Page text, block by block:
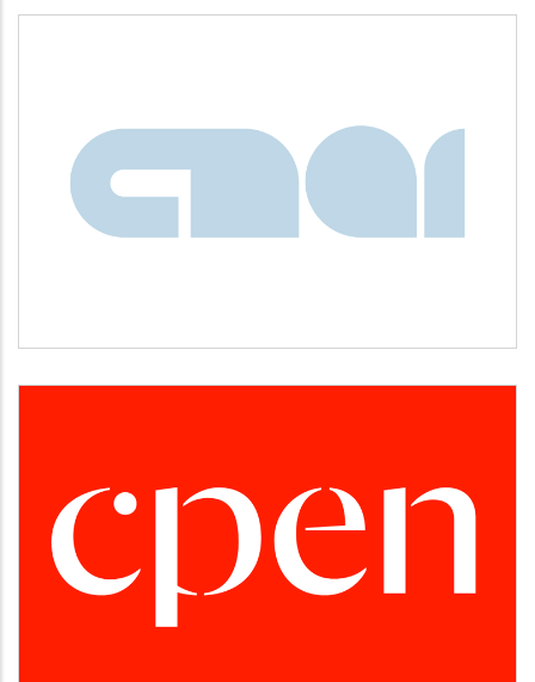
CNAI
CPEN
Desarrollo empresarial